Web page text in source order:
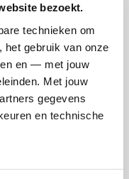
bezoekt.
technieken om
het gebruik van onze
en — met jouw
Met jouw
gegevens
en technische